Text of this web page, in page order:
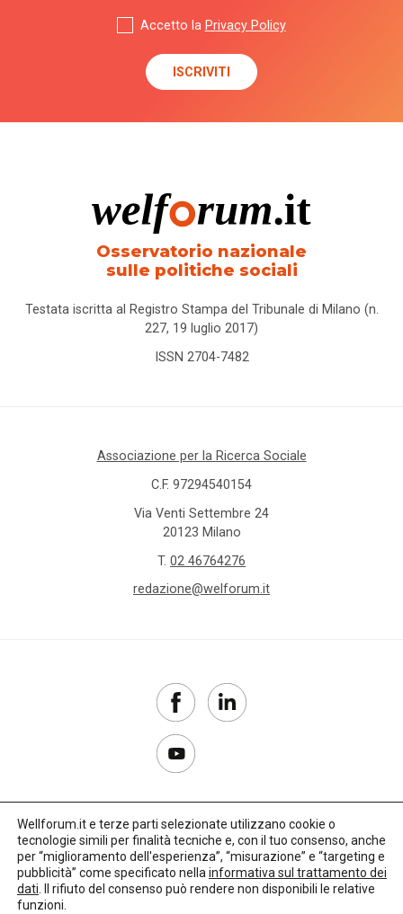
Accetto la Privacy Policy
Osservatorio nazionale
sulle politiche sociali
Testata iscritta al Registro Stampa del Tribunale di Milano (n.
227, 19 luglio 2017)
ISSN 2704-7482
Associazione per la Ricerca Sociale
C.F. 97294540154
Via Venti Settembre 24
20123 Milano
T. 02 46764276
redazione@welforum.it
Copyright 2017–2026
Privacy Policy
Wellforum.it e terze parti selezionate utilizzano cookie o
tecnologie simili per finalità tecniche e, con il tuo consenso, anche
per “miglioramento dell'esperienza”, “misurazione” e “targeting e
pubblicità” come specificato nella informativa sul trattamento dei
dati . Il rifiuto del consenso può rendere non disponibili le relative
funzioni.